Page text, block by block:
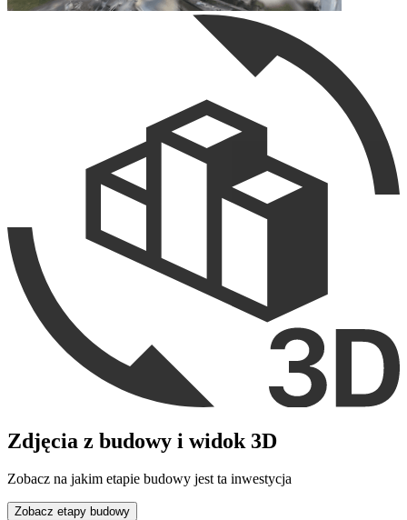
Zdjęcia z budowy i widok 3D
Zobacz na jakim etapie budowy jest ta inwestycja
Zobacz etapy budowy